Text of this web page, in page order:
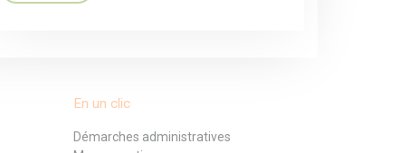
En un clic
Démarches administratives